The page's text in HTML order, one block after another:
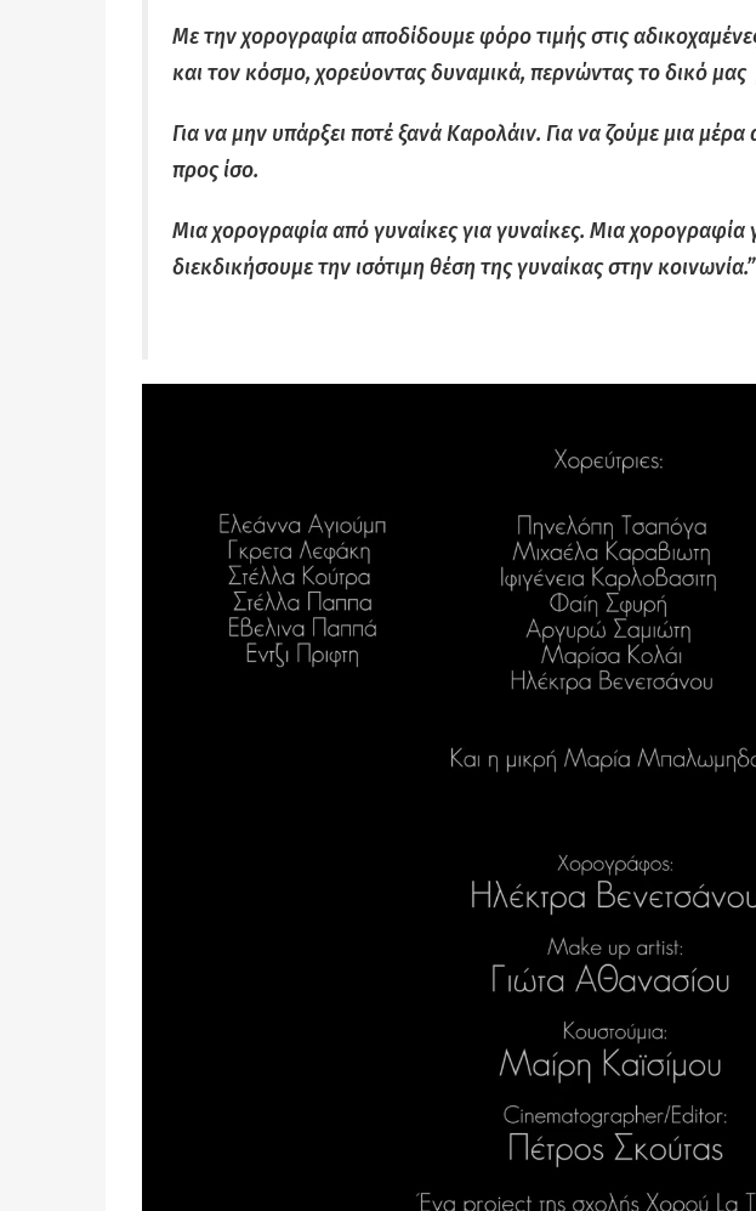
Με την χορογραφία αποδίδουμε φόρο τιμής στις
και τον κόσμο, χορεύοντας δυναμικά, περνώντας το δικό
Για να μην υπάρξει ποτέ ξανά Καρολάιν. Για να ζούμε μια
προς ίσο.
Μια χορογραφία από γυναίκες για γυναίκες. Μια χορογραφία
διεκδικήσουμε την ισότιμη θέση της γυναίκας στην κοινωνία.”